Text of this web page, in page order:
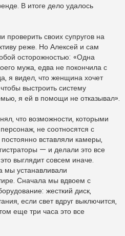
В итоге дело удалось
своих супругов на
реже. Но Алексей и сам
осторожностью: «Одна
мужа, едва не покончила с
я видел, что женщина хочет
выстроить систему
я ей в помощи не отказывал».
что возможности, которыми
не соотносятся с
вставляли камеры,
— и делали это все
выглядит совсем иначе.
мы устанавливали
Сначала мы вдвоем с
жесткий диск,
если свет вдруг выключится,
еще три часа это все